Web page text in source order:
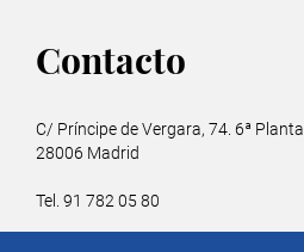
Contacto
C/ Príncipe de Vergara, 74. 6ª Planta
28006 Madrid
Tel. 91 782 05 80